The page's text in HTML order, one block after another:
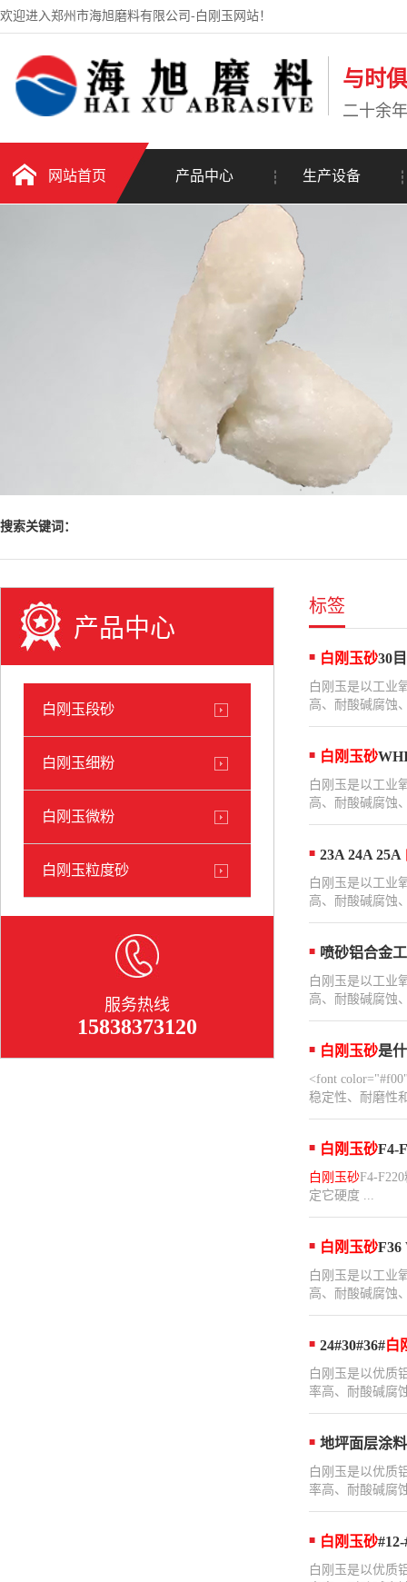
欢迎进入郑州市海旭磨料有限公司-白刚玉网站！
与时
二十余
网站首页 产品中心 生产设备
搜索关键词：
产品中心
白刚玉段砂
白刚玉细粉
白刚玉微粉
白刚玉粒度砂
服务热线
15838373120
标签
白刚玉砂30
白刚玉是以工业
高、耐酸碱腐蚀
白刚玉砂
白刚玉是以工业
高、耐酸碱腐蚀
23A 24A 25A
白刚玉是以工业
高、耐酸碱腐蚀
喷砂铝合金
白刚玉是以工业
高、耐酸碱腐蚀
白刚玉砂是
<font
稳定性、耐磨性
白刚玉砂F4-
白刚玉砂F4-
定它硬度 ...
白刚玉砂F36
白刚玉是以工业
高、耐酸碱腐蚀
24#30#36#白
白刚玉是以优质
率高、耐酸碱腐
地坪面层涂
白刚玉是以优质
率高、耐酸碱腐
白刚玉砂
白刚玉是以优质